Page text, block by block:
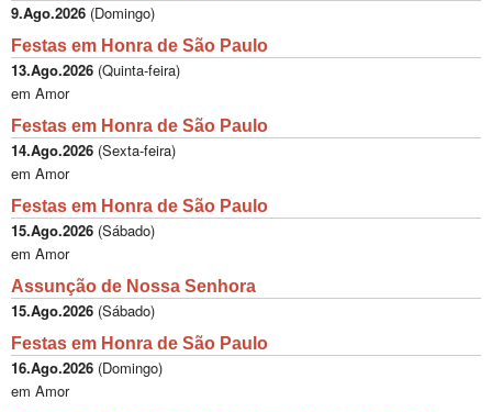
9.Ago.2026 (Domingo)
Festas em Honra de São Paulo
13.Ago.2026 (Quinta-feira)
em Amor
Festas em Honra de São Paulo
14.Ago.2026 (Sexta-feira)
em Amor
Festas em Honra de São Paulo
15.Ago.2026 (Sábado)
em Amor
Assunção de Nossa Senhora
15.Ago.2026 (Sábado)
Festas em Honra de São Paulo
16.Ago.2026 (Domingo)
em Amor